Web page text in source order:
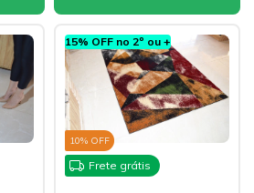
15% OFF no 2º ou +
10% OFF
Frete grátis